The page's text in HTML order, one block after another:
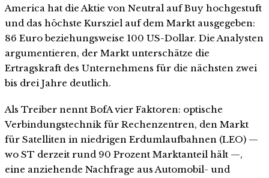
America hat die Aktie von Neutral auf Buy hochgestuft
und das höchste Kursziel auf dem Markt ausgegeben:
86 Euro beziehungsweise 100 US-Dollar. Die Analysten
argumentieren, der Markt unterschätze die
Ertragskraft des Unternehmens für die nächsten zwei
bis drei Jahre deutlich.
Als Treiber nennt BofA vier Faktoren: optische
Verbindungstechnik für Rechenzentren, den Markt
für Satelliten in niedrigen Erdumlaufbahnen (LEO) —
wo ST derzeit rund 90 Prozent Marktanteil hält —,
eine anziehende Nachfrage aus Automobil- und